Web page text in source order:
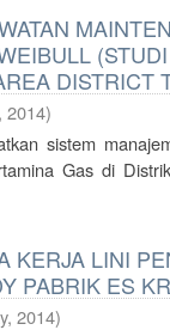
DISTRICT
2014)
sistem
Gas di
KERJA LINI
PABRIK ES
, 2014)